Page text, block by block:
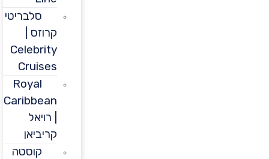
סלבריטי
קרוזס |
Celebrity
Cruises
Royal
Caribbean
קריביאן
קוסטה